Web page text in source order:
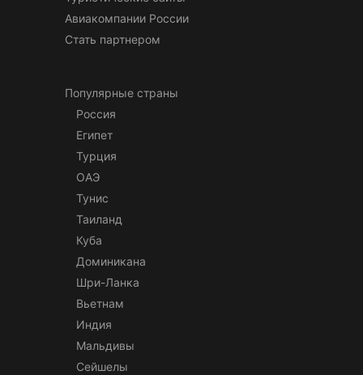
Авиакомпании России
Стать партнером
Популярные страны
Россия
Египет
Турция
ОАЭ
Тунис
Таиланд
Куба
Доминикана
Шри-Ланка
Вьетнам
Индия
Мальдивы
Сейшелы